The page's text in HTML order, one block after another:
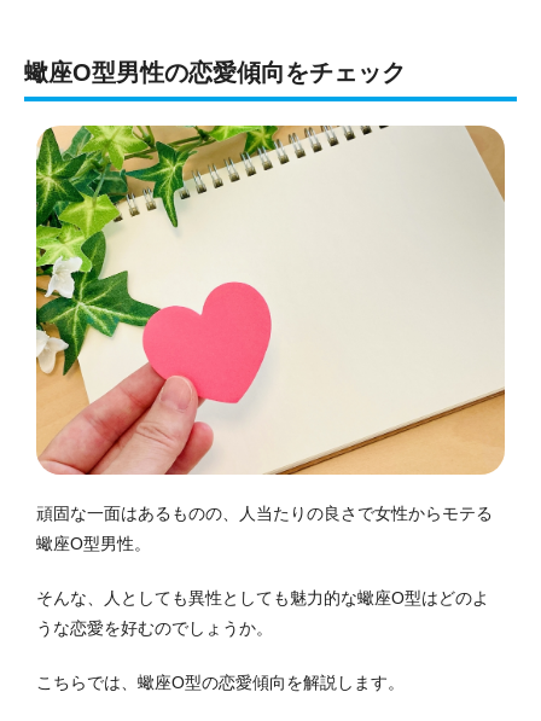
蠍座O型男性の恋愛傾向をチェック
頑固な一面はあるものの、人当たりの良さで女性からモテる
蠍座O型男性。
そんな、人としても異性としても魅力的な蠍座O型はどのよ
うな恋愛を好むのでしょうか。
こちらでは、蠍座O型の恋愛傾向を解説します。